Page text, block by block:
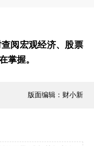
查阅宏观经济、股票
掌握。
版面编辑：财小新